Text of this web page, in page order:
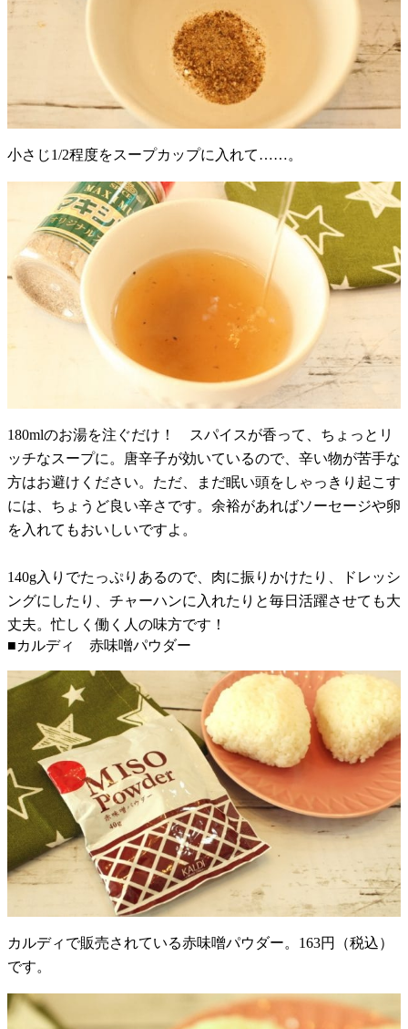
小さじ1/2程度をスープカップに入れて……。
180mlのお湯を注ぐだけ！ スパイスが香って、ちょっとリ
ッチなスープに。唐辛子が効いているので、辛い物が苦手な
方はお避けください。ただ、まだ眠い頭をしゃっきり起こす
には、ちょうど良い辛さです。余裕があればソーセージや卵
を入れてもおいしいですよ。
140g入りでたっぷりあるので、肉に振りかけたり、ドレッシ
ングにしたり、チャーハンに入れたりと毎日活躍させても大
丈夫。忙しく働く人の味方です！
■カルディ 赤味噌パウダー
カルディで販売されている赤味噌パウダー。163円（税込）
です。